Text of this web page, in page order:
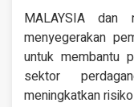
MALAYSIA
menyegerakan
untuk membantu
sektor
meningkatkan